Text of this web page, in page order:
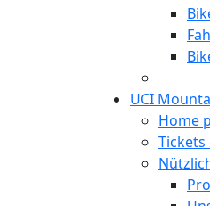
UCI
Home